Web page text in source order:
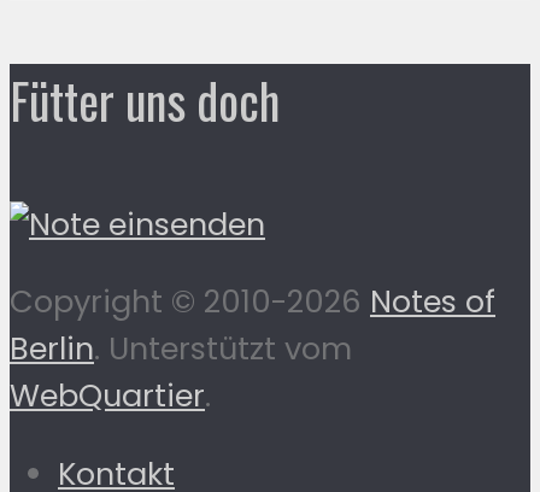
Fütter uns doch
Copyright © 2010-2026 Notes of
Berlin. Unterstützt vom
WebQuartier.
Kontakt